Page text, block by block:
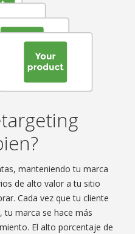
manteniendo tu marca
de alto valor a tu sitio
Cada vez que tu cliente
tu marca se hace más
El alto porcentaje de